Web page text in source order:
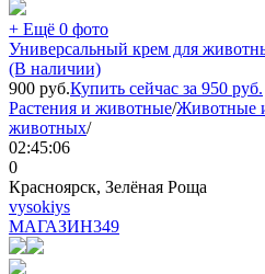
+ Ещё 0 фото
Универсальный крем для
(В наличии)
900 руб.Купить сейчас за 950 руб.
Растения и животные/Животные
животных/
02:45:06
0
Красноярск, Зелёная Роща
vysokiys
МАГАЗИН349